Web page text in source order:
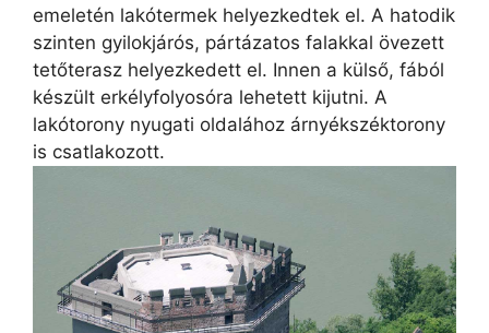
emeletén lakótermek helyezkedtek el. A hatodik
szinten gyilokjárós, pártázatos falakkal övezett
tetőterasz helyezkedett el. Innen a külső, fából
készült erkélyfolyosóra lehetett kijutni. A
lakótorony nyugati oldalához árnyékszéktorony
is csatlakozott.